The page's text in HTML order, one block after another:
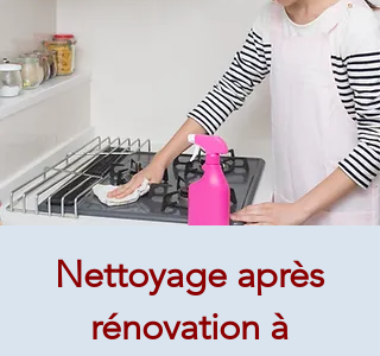
Nettoyage après
rénovation à